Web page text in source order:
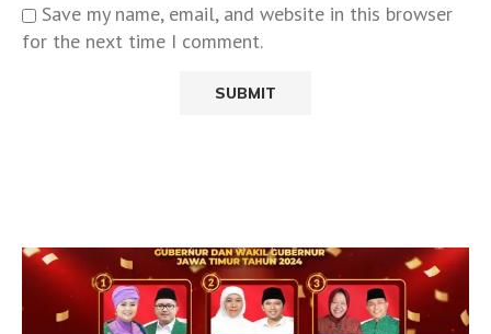
Save my name, email, and website in this browser
for the next time I comment.